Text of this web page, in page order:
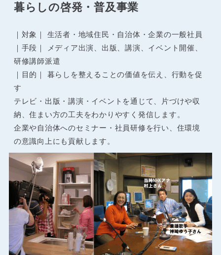
暮らしの啓発・普及事業
｜対象｜ 生活者・地域住民・自治体・企業の一般社員
｜手段｜ メディア出演、出版、講演、イベント開催、
研修講師派遣
｜目的｜ 暮らしを整えることの価値を伝え、行動を促
す
テレビ・出版・講演・イベントを通じて、片づけや収
納、住まい方の工夫をわかりやすく発信します。
企業や自治体へのセミナー・社員研修を行い、住環境
の意識向上にも貢献します。